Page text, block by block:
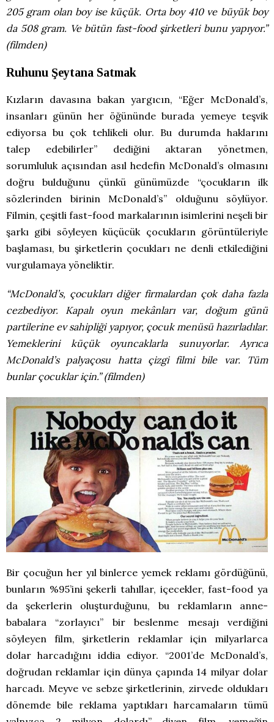
205 gram olan boy ise küçük. Orta boy 410 ve büyük boy
da 508 gram. Ve bütün fast-food şirketleri bunu yapıyor.”
(filmden)
Ruhunu Şeytana Satmak
Kızların davasına bakan yargıcın, “Eğer McDonald’s,
insanları günün her öğününde burada yemeye teşvik
ediyorsa bu çok tehlikeli olur. Bu durumda haklarını
talep edebilirler” dediğini aktaran yönetmen,
sorumluluk açısından asıl hedefin McDonald’s olmasını
doğru bulduğunu çünkü günümüzde “çocukların ilk
sözlerinden birinin McDonald’s” olduğunu söylüyor.
Filmin, çeşitli fast-food markalarının isimlerini neşeli bir
şarkı gibi söyleyen küçücük çocukların görüntüleriyle
başlaması, bu şirketlerin çocukları ne denli etkilediğini
vurgulamaya yöneliktir.
“McDonald’s, çocukları diğer firmalardan çok daha fazla
cezbediyor. Kapalı oyun mekânları var, doğum günü
partilerine ev sahipliği yapıyor, çocuk menüsü hazırladılar.
Yemeklerini küçük oyuncaklarla sunuyorlar. Ayrıca
McDonald’s palyaçosu hatta çizgi filmi bile var. Tüm
bunlar çocuklar için.” (filmden)
Bir çocuğun her yıl binlerce yemek reklamı gördüğünü,
bunların %95’ini şekerli tahıllar, içecekler, fast-food ya
da şekerlerin oluşturduğunu, bu reklamların anne-
babalara “zorlayıcı” bir beslenme mesajı verdiğini
söyleyen film, şirketlerin reklamlar için milyarlarca
dolar harcadığını iddia ediyor. “2001’de McDonald’s,
doğrudan reklamlar için dünya çapında 14 milyar dolar
harcadı. Meyve ve sebze şirketlerinin, zirvede oldukları
dönemde bile reklama yaptıkları harcamaların tümü